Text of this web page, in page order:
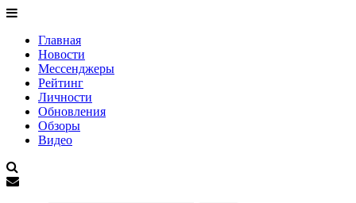
Главная
Новости
Мессенджеры
Рейтинг
Личности
Обновления
Обзоры
Видео